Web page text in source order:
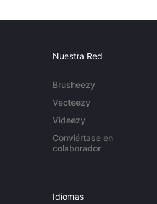
Nuestra Red
Brusheezy
Vecteezy
Videezy
Conviértase en
colaborador
Idiomas